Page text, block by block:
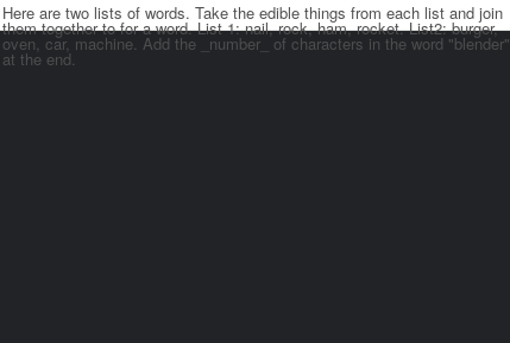
Here are two lists of words. Take the edible things from each list and join
them together to for a word. List 1: nail, rock, ham, rocket. List2: burger,
oven, car, machine. Add the _number_ of characters in the word "blender"
at the end.